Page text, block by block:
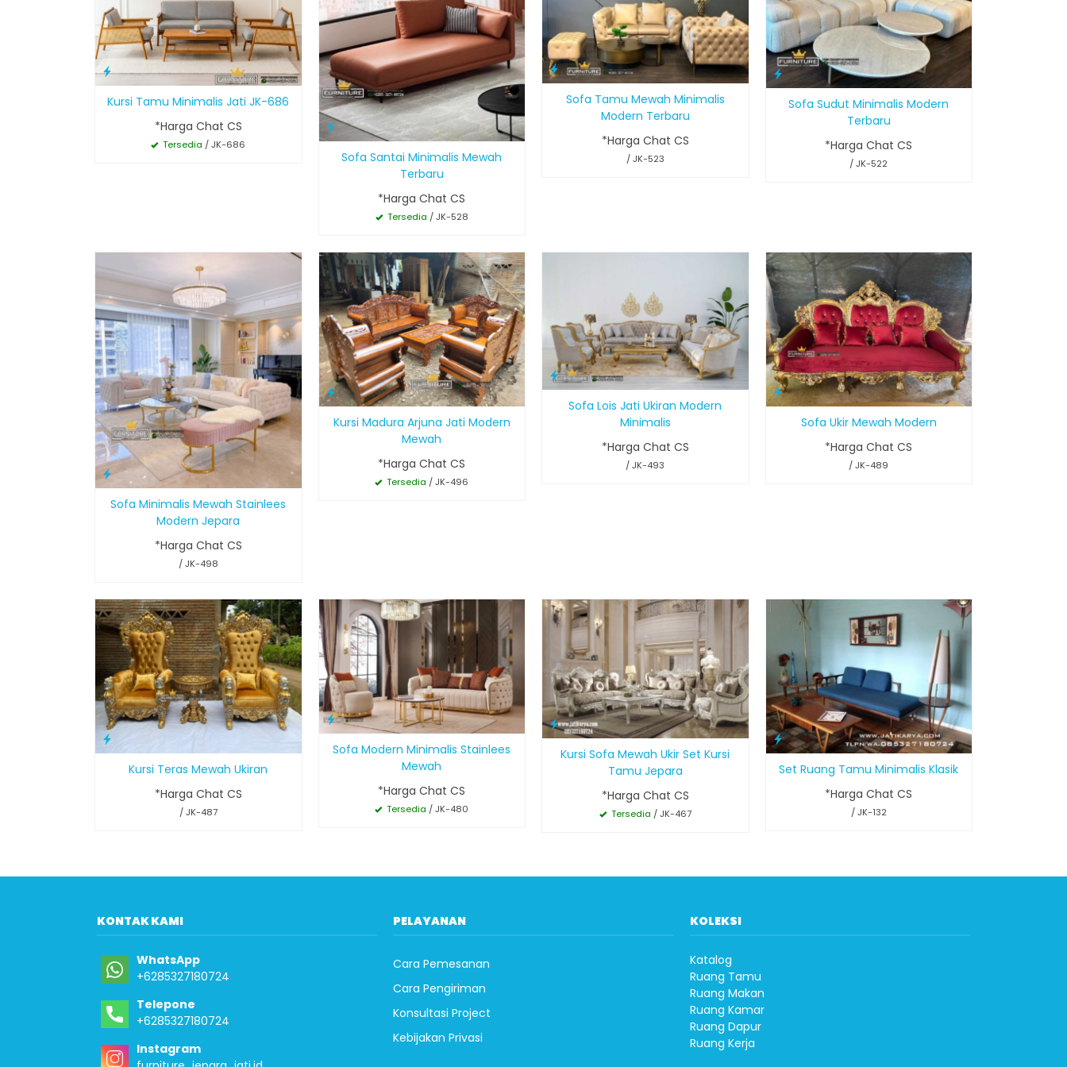
Kursi Tamu Minimalis Jati JK-686
*Harga Chat CS
Tersedia / JK-686
Sofa Santai Minimalis Mewah
Terbaru
*Harga Chat CS
Tersedia / JK-528
Sofa Tamu Mewah Minimalis
Modern Terbaru
*Harga Chat CS
/ JK-523
Sofa Sudut Minimalis Modern
Terbaru
*Harga Chat CS
/ JK-522
Sofa Minimalis Mewah Stainlees
Modern Jepara
*Harga Chat CS
/ JK-498
Kursi Madura Arjuna Jati Modern
Mewah
*Harga Chat CS
Tersedia / JK-496
Sofa Lois Jati Ukiran Modern
Minimalis
*Harga Chat CS
/ JK-493
Sofa Ukir Mewah Modern
*Harga Chat CS
/ JK-489
Kursi Teras Mewah Ukiran
*Harga Chat CS
/ JK-487
Sofa Modern Minimalis Stainlees
Mewah
*Harga Chat CS
Tersedia / JK-480
Kursi Sofa Mewah Ukir Set Kursi
Tamu Jepara
*Harga Chat CS
Tersedia / JK-467
Set Ruang Tamu Minimalis Klasik
*Harga Chat CS
/ JK-132
KONTAK KAMI
WhatsApp
+6285327180724
Telepone
+6285327180724
Instagram
PELAYANAN
Cara Pemesanan
Cara Pengiriman
Konsultasi Project
Kebijakan Privasi
KOLEKSI
Katalog
Ruang Tamu
Ruang Makan
Ruang Kamar
Ruang Dapur
Ruang Kerja